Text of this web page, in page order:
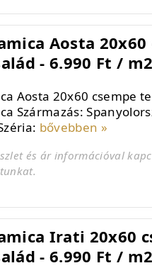
Aosta 20x60
- 6.990 Ft /
Aosta 20x60 csempe
Származás:
bővebben »
és ár információval
Irati 20x60
- 6.990 Ft /